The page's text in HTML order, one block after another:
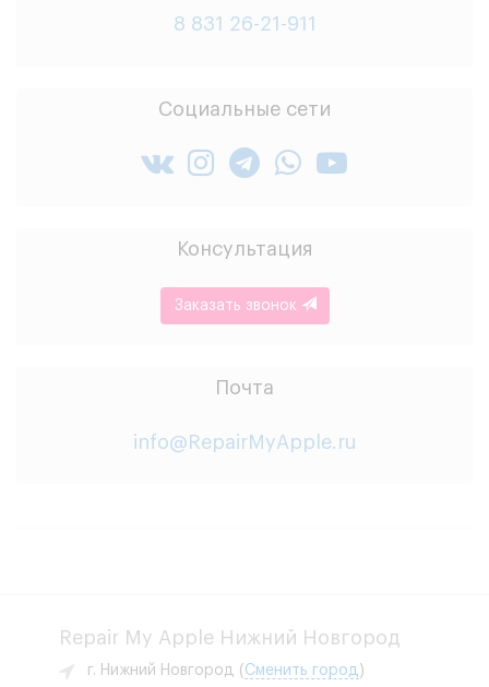
8 831 26-21-911
Социальные сети
Консультация
Заказать звонок
Почта
info@RepairMyApple.ru
Repair My Apple Нижний Новгород
г. Нижний Новгород ( Сменить город )